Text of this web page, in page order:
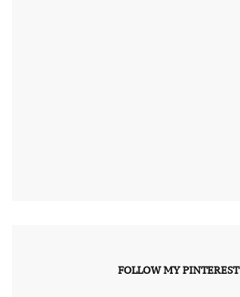
FOLLOW MY PINTEREST